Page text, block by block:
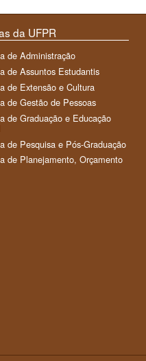
da UFPR
de Administração
de Assuntos Estudantis
de Extensão e Cultura
de Gestão de Pessoas
de Graduação e Educação
de Pesquisa e Pós-Graduação
de Planejamento, Orçamento